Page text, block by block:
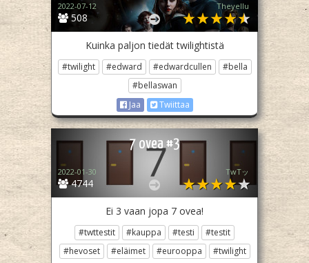
508
2022-07-12 Theyellu
Kuinka paljon tiedät twilightistä
#twilight #edward #edwardcullen
#bella
#bellaswan
Jaa
Twiittaa
7 ovea #3
4744
2022-01-30 TwTッ
Ei 3 vaan jopa 7 ovea!
#twttestit #kauppa #testi
#testit
#hevoset
#eläimet #eurooppa
#twilight